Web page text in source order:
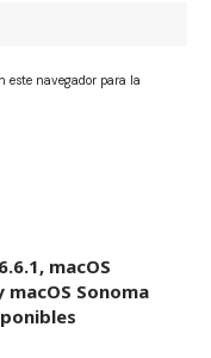
este navegador para la
macOS
macOS Sonoma